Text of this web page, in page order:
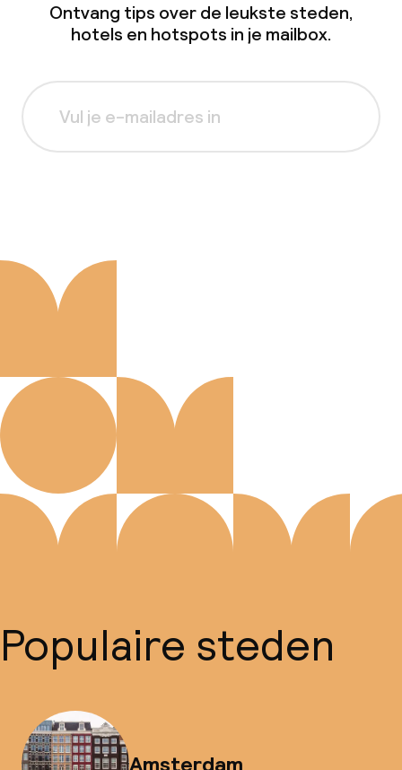
Ontvang tips over de leukste steden,
hotels en hotspots in je mailbox.
Populaire steden
Amsterdam